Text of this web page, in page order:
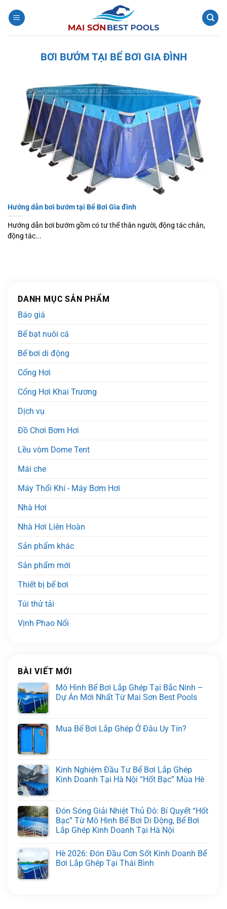
qua
BƠI BƯỚM TẠI BỂ BƠI GIA ĐÌNH
Hướng dẫn bơi bướm tại Bể Bơi Gia đình
Hướng dẫn bơi bướm gồm có tư thế thân người, động tác chân,
động tác...
DANH MỤC SẢN PHẨM
Báo giá
Bể bạt nuôi cá
Bể bơi di động
Cổng Hơi
Cổng Hơi Khai Trương
Dịch vụ
Đồ Chơi Bơm Hơi
Lều vòm Dome Tent
Mái che
Máy Thổi Khí - Máy Bơm Hơi
Nhà Hơi
Nhà Hơi Liên Hoàn
Sản phẩm khác
Sản phẩm mới
Thiết bị bể bơi
Túi thử tải
Vịnh Phao Nổi
BÀI VIẾT MỚI
Mô Hình Bể Bơi Lắp Ghép Tại Bắc Ninh –
Dự Án Mới Nhất Từ Mai Sơn Best Pools
Mua Bể Bơi Lắp Ghép Ở Đâu Uy Tín?
Kinh Nghiệm Đầu Tư Bể Bơi Lắp Ghép
Kinh Doanh Tại Hà Nội “Hốt Bạc” Mùa Hè
Đón Sóng Giải Nhiệt Thủ Đô: Bí Quyết “Hốt
Bạc” Từ Mô Hình Bể Bơi Di Động, Bể Bơi
Lắp Ghép Kinh Doanh Tại Hà Nội
Hè 2026: Đón Đầu Cơn Sốt Kinh Doanh Bể
Bơi Lắp Ghép Tại Thái Bình